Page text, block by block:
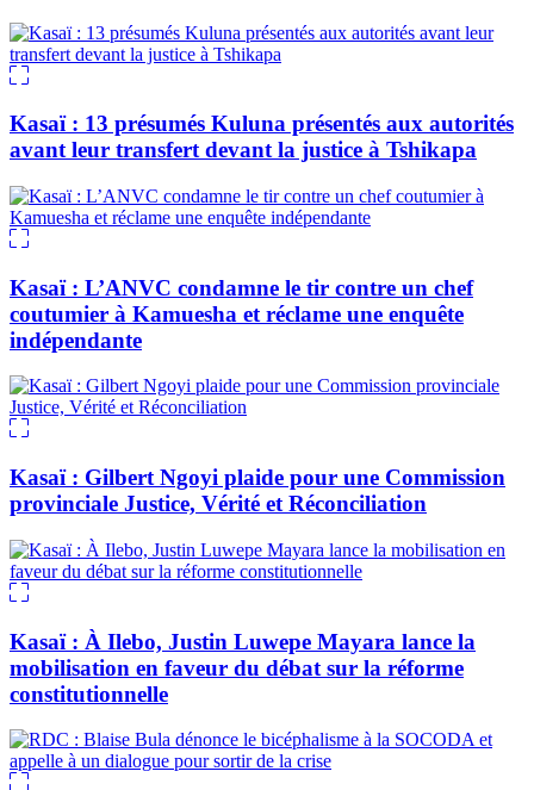
Kasaï : 13 présumés Kuluna présentés aux autorités
avant leur transfert devant la justice à Tshikapa
Kasaï : L’ANVC condamne le tir contre un chef
coutumier à Kamuesha et réclame une enquête
indépendante
Kasaï : Gilbert Ngoyi plaide pour une Commission
provinciale Justice, Vérité et Réconciliation
Kasaï : À Ilebo, Justin Luwepe Mayara lance la
mobilisation en faveur du débat sur la réforme
constitutionnelle